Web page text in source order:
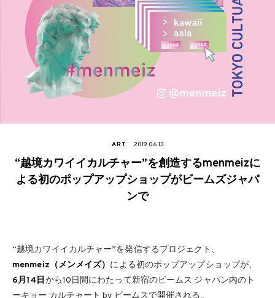
ART 2019.06.13
“越境カワイイカルチャー”を創造するmenmeizに
よる初のポップアップショップがビームズジャパ
ンで
“越境カワイイカルチャー”を発信するプロジェクト、
menmeiz（メンメイズ） による初のポップアップショップが、
6月14日 から10日間にわたって新宿のビームス ジャパン内のト
ーキョー カルチャート by ビームスで開催される。